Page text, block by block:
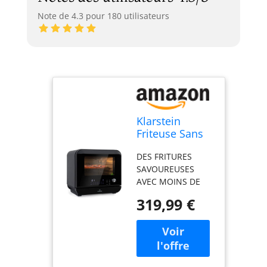
Note de 4.3 pour 180 utilisateurs
Klarstein
Friteuse Sans
Fonction
Maintien au
Chaud,
Friteuse Air
Chaud Air Fryer
XL 2450W, Mini
Electrique Sans
Huile, Airfryer
18L à
DES FRITURES
SAVOUREUSES
AVEC MOINS DE
friteuse sans huile
fait circuler de l'air
chaud autour des
aliments pour les
rendre
319,99 €